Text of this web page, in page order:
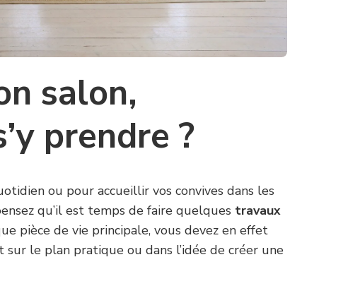
salon,
prendre ?
ou pour accueillir vos convives dans les
qu’il est temps de faire quelques travaux
pièce de vie principale, vous devez en effet
sur le plan pratique ou dans l’idée de créer une